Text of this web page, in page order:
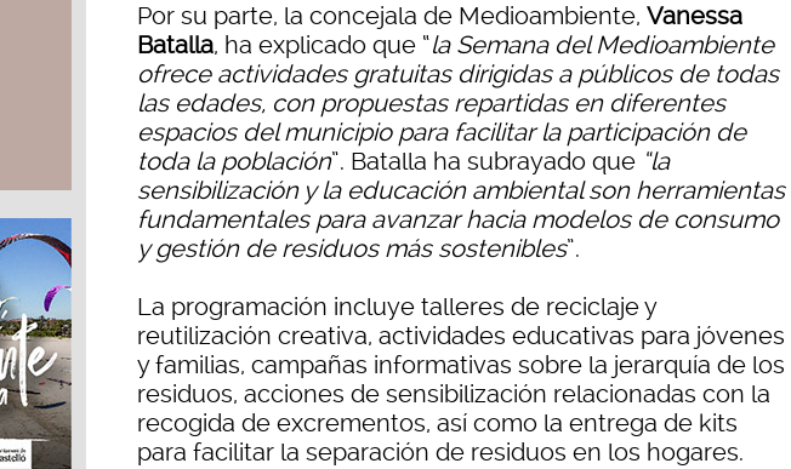
Por su parte, la concejala de Medioambiente, Vanessa
Batalla, ha explicado que “la Semana del Medioambiente
ofrece actividades gratuitas dirigidas a públicos de todas
las edades, con propuestas repartidas en diferentes
espacios del municipio para facilitar la participación de
toda la población”. Batalla ha subrayado que “la
sensibilización y la educación ambiental son herramientas
fundamentales para avanzar hacia modelos de consumo
y gestión de residuos más sostenibles”.
La programación incluye talleres de reciclaje y
reutilización creativa, actividades educativas para jóvenes
y familias, campañas informativas sobre la jerarquía de los
residuos, acciones de sensibilización relacionadas con la
recogida de excrementos, así como la entrega de kits
para facilitar la separación de residuos en los hogares.